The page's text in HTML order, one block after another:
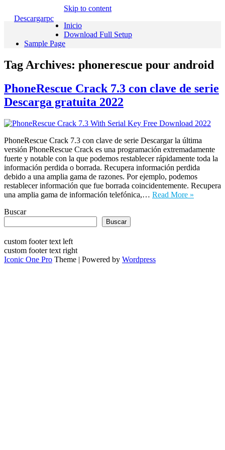
Descargarpc
Skip to content
Inicio
Download Full Setup
Sample Page
Tag Archives: phonerescue pour android
PhoneRescue Crack 7.3 con clave de serie
Descarga gratuita 2022
PhoneRescue Crack 7.3 con clave de serie Descargar la última
versión PhoneRescue Crack es una programación extremadamente
fuerte y notable con la que podemos restablecer rápidamente toda la
información perdida o borrada. Recupera información perdida
debido a una amplia gama de razones. Por ejemplo, podemos
restablecer información que fue borrada coincidentemente. Recupera
una amplia gama de información telefónica,… Read More »
Buscar
Buscar
custom footer text left
custom footer text right
Iconic One Pro Theme | Powered by Wordpress